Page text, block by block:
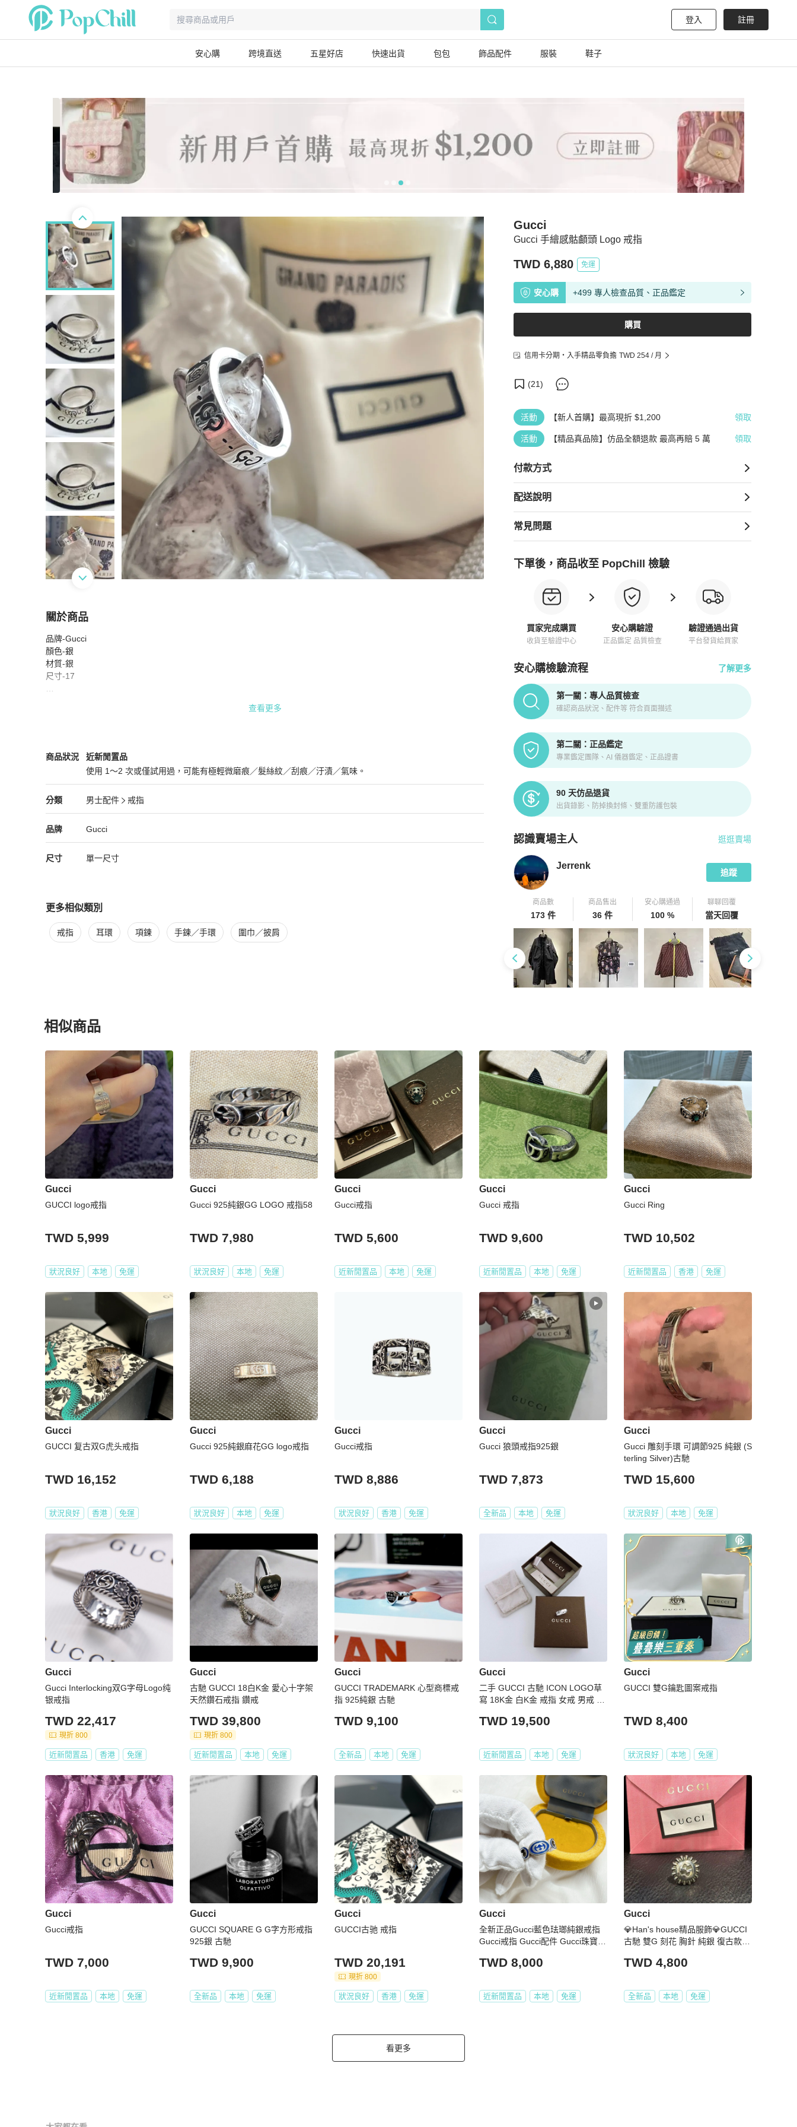
登入 註冊
安心購 跨境直送 五星好店 快速出貨 包包 飾品配件 服裝 鞋子
Gucci 手繪感骷顱頭 Logo 戒指
Gucci
TWD 6,880 免運
安心購 +499 專人檢查品質、正品鑑定
購買
信用卡分期・入手精品零負擔 TWD 254 / 月
(21)
活動 【新人首購】最高現折 $1,200 領取
活動 【精品真品險】仿品全額退款 最高再賠 5 萬 領取
付款方式
配送說明
常見問題
下單後，商品收至 PopChill 檢驗
買家完成購買
收貨至驗證中心
安心購驗證
正品鑑定 品質檢查
驗證通過出貨
平台發貨給買家
安心購檢驗流程 了解更多
PopChill拍拍圈正品驗證、安心購檢驗流程介紹
第一關：專人品質檢查
確認商品狀況、配件等 符合頁面描述
第二關：正品鑑定
專業鑑定團隊、AI 儀器鑑定、正品證書
90 天仿品退貨
出貨錄影、防掉換封條、雙重防護包裝
認識賣場主人
PopChill 拍拍圈嚴選賣家
逛逛賣場
Jerrenk
追蹤
商品數
173 件
商品售出
36 件
安心購通過
100 %
聊聊回覆
當天回覆
關於商品
關於Gucci 手繪感骷顱頭 Logo 戒指
品牌-Gucci
顏色-銀
材質-銀
尺寸-17
查看更多
商品狀況
Gucci男士配件商品狀態與細節
近新閒置品
使用 1～2 次或僅試用過，可能有極輕微磨痕／髮絲紋／刮痕／汙漬／氣味。
近新閒置品
分類
Gucci 男士配件分類資訊
男士配件
戒指
男士配件/戒指推薦
品牌
Gucci 男士配件
Gucci
Gucci 推薦清單
尺寸 單一尺寸
更多相似類別
更多Gucci 男士配件 相似商品推薦
戒指 耳環 項鍊 手鍊／手環 圍巾／披肩
相似商品
更多相似Gucci男士配件推薦精品
Gucci
GUCCI logo戒指
TWD 5,999
狀況良好 本地 免運
Gucci
Gucci 925純銀GG LOGO 戒指58
TWD 7,980
狀況良好 本地 免運
Gucci
Gucci戒指
TWD 5,600
近新閒置品 本地 免運
Gucci
Gucci 戒指
TWD 9,600
近新閒置品 本地 免運
Gucci
Gucci Ring
TWD 10,502
近新閒置品 香港 免運
Gucci
GUCCI 复古双G虎头戒指
TWD 16,152
狀況良好 香港 免運
Gucci
Gucci 925純銀麻花GG logo戒指
TWD 6,188
狀況良好 本地 免運
Gucci
Gucci戒指
TWD 8,886
狀況良好 香港 免運
Gucci
Gucci 狼頭戒指925銀
TWD 7,873
全新品 本地 免運
Gucci
Gucci 雕刻手環 可調節925 純銀 (S
terling Silver)古馳
TWD 15,600
狀況良好 本地 免運
Gucci
Gucci Interlocking双G字母Logo纯
银戒指
TWD 22,417
現折 800
近新閒置品 香港 免運
Gucci
古馳 GUCCI 18白K金 愛心十字架
天然鑽石戒指 鑽戒
TWD 39,800
現折 800
近新閒置品 本地 免運
Gucci
GUCCI TRADEMARK 心型商標戒
指 925純銀 古馳
TWD 9,100
全新品 本地 免運
Gucci
二手 GUCCI 古馳 ICON LOGO草
寫 18K金 白K金 戒指 女戒 男戒 15
TWD 19,500
近新閒置品 本地 免運
Gucci
GUCCI 雙G鑰匙圖案戒指
TWD 8,400
狀況良好 本地 免運
Gucci
Gucci戒指
TWD 7,000
近新閒置品 本地 免運
Gucci
GUCCI SQUARE G G字方形戒指
925銀 古馳
TWD 9,900
全新品 本地 免運
Gucci
GUCCI古驰 戒指
TWD 20,191
現折 800
狀況良好 香港 免運
Gucci
全新正品Gucci藍色珐瑯純銀戒指
Gucci戒指 Gucci配件 Gucci珠寶 G
TWD 8,000
近新閒置品 本地 免運
Gucci
💎Han's house精品服飾💎GUCCI
古馳 雙G 刻花 胸針 純銀 復古款
TWD 4,800
全新品 本地 免運
看更多